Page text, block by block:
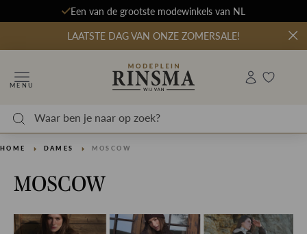
Een van de grootste modewinkels van NL
LAATSTE DAG VAN ONZE ZOMERSALE!
MENU
HOME DAMES MOSCOW
MOSCOW